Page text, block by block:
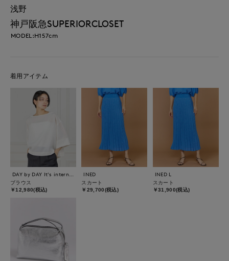
浅野
神戸阪急SUPERIORCLOSET
MODEL:H157cm
着用アイテム
ブラウス
￥12,980(税込)
INED
スカート
￥29,700(税込)
INED L
スカート
￥31,900(税込)